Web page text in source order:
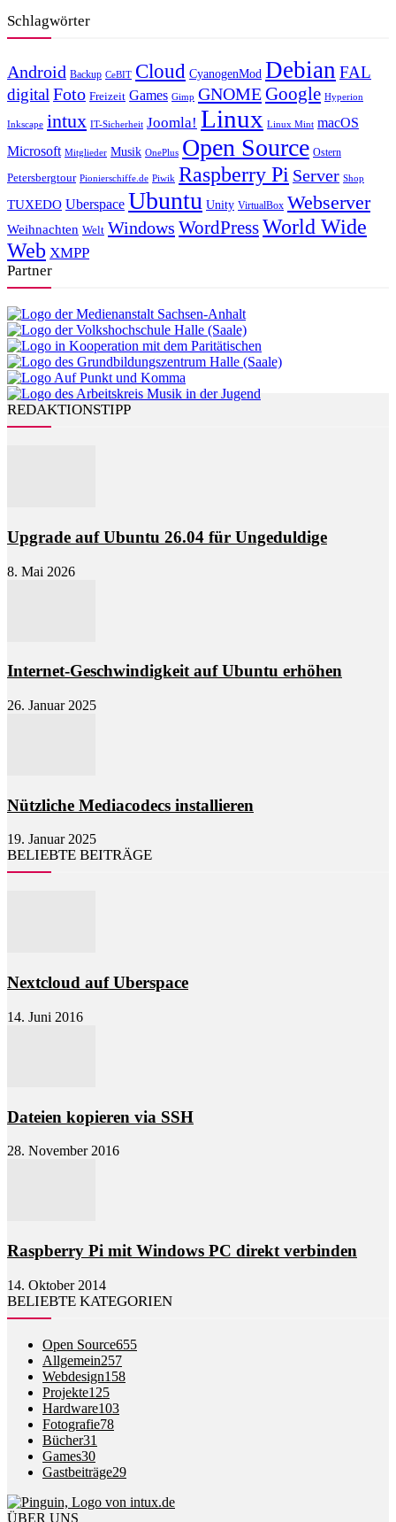
Schlagwörter
Android Backup CeBIT Cloud CyanogenMod Debian FAL
digital Foto Freizeit Games Gimp GNOMEGoogle Hyperion
Inkscape intux IT-Sicherheit Joomla! Linux Linux Mint macOS
Microsoft Mitglieder Musik OnePlus Open Source Ostern
Petersbergtour Pionierschiffe.de Piwik Raspberry Pi Server Shop
TUXEDO Uberspace Ubuntu Unity VirtualBox Webserver
Weihnachten Welt Windows WordPressWorld Wide
Web XMPP
Partner
REDAKTIONSTIPP
Upgrade auf Ubuntu 26.04 für Ungeduldige
8. Mai 2026
Internet-Geschwindigkeit auf Ubuntu erhöhen
26. Januar 2025
Nützliche Mediacodecs installieren
19. Januar 2025
BELIEBTE BEITRÄGE
Nextcloud auf Uberspace
14. Juni 2016
Dateien kopieren via SSH
28. November 2016
Raspberry Pi mit Windows PC direkt verbinden
14. Oktober 2014
BELIEBTE KATEGORIEN
Open Source655
Allgemein257
Webdesign158
Projekte125
Hardware103
Fotografie78
Bücher31
Games30
Gastbeiträge29
ÜBER UNS